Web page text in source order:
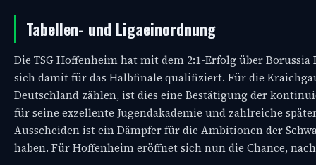
Tabellen- und Ligaeinordnung
Die TSG Hoffenheim hat mit dem 2:1-Erfolg über
sich damit für das Halbfinale qualifiziert. Für die
Deutschland zählen, ist dies eine Bestätigung der
für seine exzellente Jugendakademie und zahlreiche
Ausscheiden ist ein Dämpfer für die Ambitionen der
haben. Für Hoffenheim eröffnet sich nun die Chance,